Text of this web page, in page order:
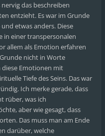
das beschreiben
entzieht. Es war im Grunde
etwas anders. Diese
in einer transpersonalen
allem als Emotion erfahren
nicht in Worte
Emotionen mit
Tiefe des Seins. Das war
Ich merke gerade, dass
rüber, was ich
aber wie gesagt, dass
Das muss man am Ende
darüber, welche